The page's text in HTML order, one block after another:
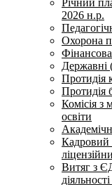
Річний
2026 н.р.
Охорона
Фінансова
Державні
Протидія
Протидія
Комісія з
освіти
Кадровий
Витяг з